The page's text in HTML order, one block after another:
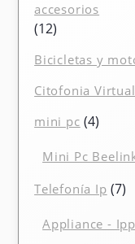
accesorios
1212
Bicicletas y
Citofonia
mini pc 44
Mini Pc
Telefonía Ip 77
Appliance -